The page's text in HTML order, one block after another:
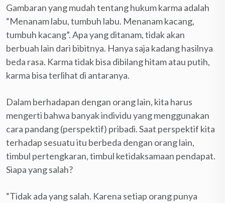
Gambaran yang mudah tentang hukum karma adalah
“Menanam labu, tumbuh labu. Menanam kacang,
tumbuh kacang”. Apa yang ditanam, tidak akan
berbuah lain dari bibitnya. Hanya saja kadang hasilnya
beda rasa. Karma tidak bisa dibilang hitam atau putih,
karma bisa terlihat di antaranya.
Dalam berhadapan dengan orang lain, kita harus
mengerti bahwa banyak individu yang menggunakan
cara pandang (perspektif) pribadi. Saat perspektif kita
terhadap sesuatu itu berbeda dengan orang lain,
timbul pertengkaran, timbul ketidaksamaan pendapat.
Siapa yang salah?
“Tidak ada yang salah. Karena setiap orang punya